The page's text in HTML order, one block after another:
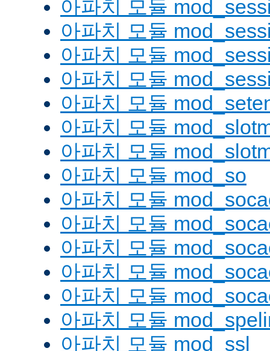
아파치 모듈
아파치 모듈
아파치 모듈
아파치 모듈
아파치 모듈
아파치 모듈
아파치 모듈
아파치 모듈 mod_so
아파치 모듈
아파치 모듈
아파치 모듈
아파치 모듈
아파치 모듈
아파치 모듈
아파치 모듈 mod_ssl